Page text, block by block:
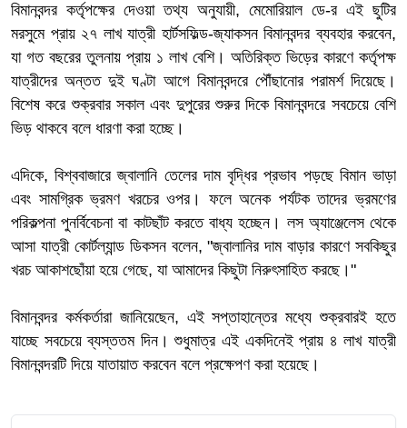
বিমানবন্দর কর্তৃপক্ষের দেওয়া তথ্য অনুযায়ী, মেমোরিয়াল ডে-র এই ছুটির
মরসুমে প্রায় ২৭ লাখ যাত্রী হার্টসফিল্ড-জ্যাকসন বিমানবন্দর ব্যবহার করবেন,
যা গত বছরের তুলনায় প্রায় ১ লাখ বেশি। অতিরিক্ত ভিড়ের কারণে কর্তৃপক্ষ
যাত্রীদের অন্তত দুই ঘণ্টা আগে বিমানবন্দরে পৌঁছানোর পরামর্শ দিয়েছে।
বিশেষ করে শুক্রবার সকাল এবং দুপুরের শুরুর দিকে বিমানবন্দরে সবচেয়ে বেশি
ভিড় থাকবে বলে ধারণা করা হচ্ছে।
এদিকে, বিশ্ববাজারে জ্বালানি তেলের দাম বৃদ্ধির প্রভাব পড়ছে বিমান ভাড়া
এবং সামগ্রিক ভ্রমণ খরচের ওপর। ফলে অনেক পর্যটক তাদের ভ্রমণের
পরিকল্পনা পুনর্বিবেচনা বা কাটছাঁট করতে বাধ্য হচ্ছেন। লস অ্যাঞ্জেলেস থেকে
আসা যাত্রী কোর্টল্যান্ড ডিকসন বলেন, "জ্বালানির দাম বাড়ার কারণে সবকিছুর
খরচ আকাশছোঁয়া হয়ে গেছে, যা আমাদের কিছুটা নিরুৎসাহিত করছে।"
বিমানবন্দর কর্মকর্তারা জানিয়েছেন, এই সপ্তাহান্তের মধ্যে শুক্রবারই হতে
যাচ্ছে সবচেয়ে ব্যস্ততম দিন। শুধুমাত্র এই একদিনেই প্রায় ৪ লাখ যাত্রী
বিমানবন্দরটি দিয়ে যাতায়াত করবেন বলে প্রক্ষেপণ করা হয়েছে।